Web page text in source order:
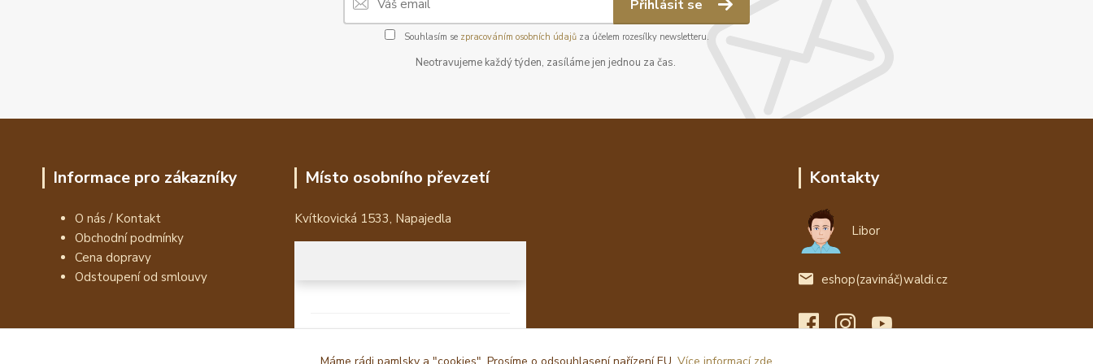
Přihlásit se
Souhlasím se zpracováním osobních údajůza účelem rozesílky newsletteru.
Neotravujeme každý týden, zasíláme jen jednou za čas.
Informace pro zákazníky
O nás / Kontakt
Obchodní podmínky
Cena dopravy
Odstoupení od smlouvy
Místo osobního převzetí
Kvítkovická 1533, Napajedla
Kontakty
Libor
eshop(zavináč)waldi.cz